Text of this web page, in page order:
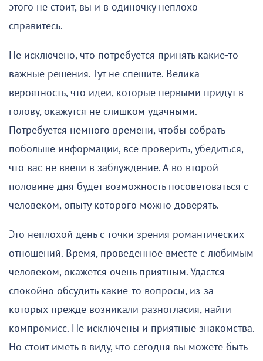
этого не стоит, вы и в одиночку неплохо
справитесь.
Не исключено, что потребуется принять какие-то
важные решения. Тут не спешите. Велика
вероятность, что идеи, которые первыми придут в
голову, окажутся не слишком удачными.
Потребуется немного времени, чтобы собрать
побольше информации, все проверить, убедиться,
что вас не ввели в заблуждение. А во второй
половине дня будет возможность посоветоваться с
человеком, опыту которого можно доверять.
Это неплохой день с точки зрения романтических
отношений. Время, проведенное вместе с любимым
человеком, окажется очень приятным. Удастся
спокойно обсудить какие-то вопросы, из-за
которых прежде возникали разногласия, найти
компромисс. Не исключены и приятные знакомства.
Но стоит иметь в виду, что сегодня вы можете быть